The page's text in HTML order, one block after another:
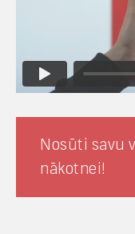
Nosūti savu
nākotnei!